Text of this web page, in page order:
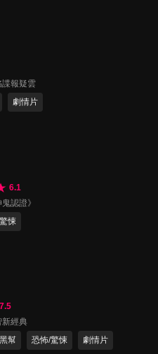
諜報疑雲
劇情片
6.1
認證》
悚
7.5
新經典
幫 恐怖/驚悚 劇情片